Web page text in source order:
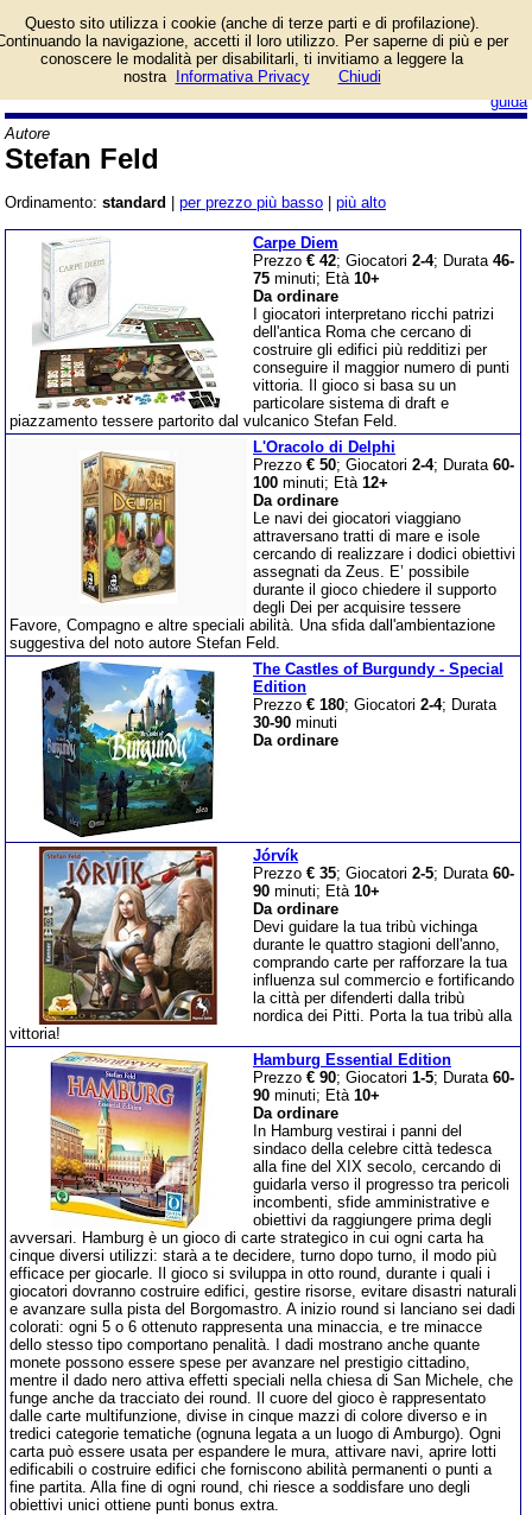
guida
Lista giochi da tavolo
dell'autore Stefan Feld.
Autore
Stefan Feld
Ordinamento: standard per prezzo più basso più alto
Carpe Diem
Prezzo € 42; Giocatori 2-4; Durata 46-
75 minuti; Età 10+
Da ordinare
I giocatori interpretano ricchi patrizi
dell'antica Roma che cercano di
costruire gli edifici più redditizi per
conseguire il maggior numero di punti
vittoria. Il gioco si basa su un
particolare sistema di draft e
piazzamento tessere partorito dal vulcanico Stefan Feld.
L'Oracolo di Delphi
Prezzo € 50; Giocatori 2-4; Durata 60-
100 minuti; Età 12+
Da ordinare
Le navi dei giocatori viaggiano
attraversano tratti di mare e isole
cercando di realizzare i dodici obiettivi
assegnati da Zeus. E’ possibile
durante il gioco chiedere il supporto
degli Dei per acquisire tessere
Favore, Compagno e altre speciali abilità. Una sfida dall'ambientazione
suggestiva del noto autore Stefan Feld.
The Castles of Burgundy - Special
Edition
Prezzo € 180; Giocatori 2-4; Durata
30-90 minuti
Da ordinare
Jórvík
Prezzo € 35; Giocatori 2-5; Durata 60-
90 minuti; Età 10+
Da ordinare
Devi guidare la tua tribù vichinga
durante le quattro stagioni dell'anno,
comprando carte per rafforzare la tua
influenza sul commercio e fortificando
la città per difenderti dalla tribù
nordica dei Pitti. Porta la tua tribù alla
vittoria!
Hamburg Essential Edition
Prezzo € 90; Giocatori 1-5; Durata 60-
90 minuti; Età 10+
Da ordinare
In Hamburg vestirai i panni del
sindaco della celebre città tedesca
alla fine del XIX secolo, cercando di
guidarla verso il progresso tra pericoli
incombenti, sfide amministrative e
obiettivi da raggiungere prima degli
avversari. Hamburg è un gioco di carte strategico in cui ogni carta ha
cinque diversi utilizzi: starà a te decidere, turno dopo turno, il modo più
efficace per giocarle. Il gioco si sviluppa in otto round, durante i quali i
giocatori dovranno costruire edifici, gestire risorse, evitare disastri naturali
e avanzare sulla pista del Borgomastro. A inizio round si lanciano sei dadi
colorati: ogni 5 o 6 ottenuto rappresenta una minaccia, e tre minacce
dello stesso tipo comportano penalità. I dadi mostrano anche quante
monete possono essere spese per avanzare nel prestigio cittadino,
mentre il dado nero attiva effetti speciali nella chiesa di San Michele, che
funge anche da tracciato dei round. Il cuore del gioco è rappresentato
dalle carte multifunzione, divise in cinque mazzi di colore diverso e in
tredici categorie tematiche (ognuna legata a un luogo di Amburgo). Ogni
carta può essere usata per espandere le mura, attivare navi, aprire lotti
edificabili o costruire edifici che forniscono abilità permanenti o punti a
fine partita. Alla fine di ogni round, chi riesce a soddisfare uno degli
obiettivi unici ottiene punti bonus extra.
Questo sito utilizza i cookie (anche di terze parti e di profilazione).
la navigazione, accetti il loro utilizzo. Per saperne di più e per
conoscere le modalità per disabilitarli, ti invitiamo a leggere la
nostra
Informativa Privacy Chiudi